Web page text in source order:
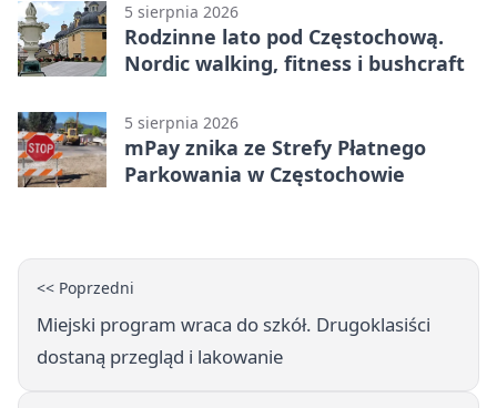
5 sierpnia 2026
Rodzinne lato pod Częstochową.
Nordic walking, fitness i bushcraft
5 sierpnia 2026
mPay znika ze Strefy Płatnego
Parkowania w Częstochowie
<< Poprzedni
Miejski program wraca do szkół. Drugoklasiści
dostaną przegląd i lakowanie